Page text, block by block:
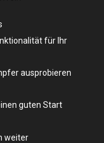
für Ihr
ausprobieren
guten Start
weiter